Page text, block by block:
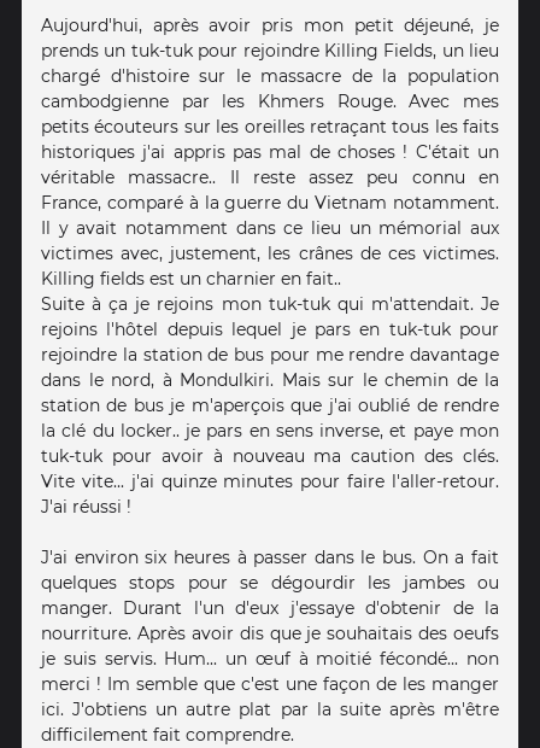
Aujourd'hui, après avoir pris mon petit déjeuné, je
prends un tuk-tuk pour rejoindre Killing Fields, un lieu
chargé d'histoire sur le massacre de la population
cambodgienne par les Khmers Rouge. Avec mes
petits écouteurs sur les oreilles retraçant tous les faits
historiques j'ai appris pas mal de choses ! C'était un
véritable massacre.. Il reste assez peu connu en
France, comparé à la guerre du Vietnam notamment.
Il y avait notamment dans ce lieu un mémorial aux
victimes avec, justement, les crânes de ces victimes.
Killing fields est un charnier en fait..
Suite à ça je rejoins mon tuk-tuk qui m'attendait. Je
rejoins l'hôtel depuis lequel je pars en tuk-tuk pour
rejoindre la station de bus pour me rendre davantage
dans le nord, à Mondulkiri. Mais sur le chemin de la
station de bus je m'aperçois que j'ai oublié de rendre
la clé du locker.. je pars en sens inverse, et paye mon
tuk-tuk pour avoir à nouveau ma caution des clés.
Vite vite... j'ai quinze minutes pour faire l'aller-retour.
J'ai réussi !
J'ai environ six heures à passer dans le bus. On a fait
quelques stops pour se dégourdir les jambes ou
manger. Durant l'un d'eux j'essaye d'obtenir de la
nourriture. Après avoir dis que je souhaitais des oeufs
je suis servis. Hum... un œuf à moitié fécondé... non
merci ! Im semble que c'est une façon de les manger
ici. J'obtiens un autre plat par la suite après m'être
difficilement fait comprendre.